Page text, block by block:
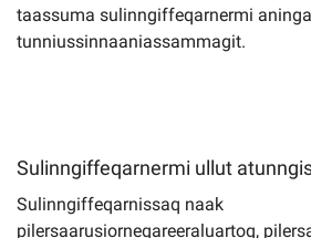
taassuma sulinngiffeqarnermi
tunniussinnaaniassammagit.
Sulinngiffeqarnermi ullut
Sulinngiffeqarnissaq naak
pilersaarusiorneqareeraluartoq,